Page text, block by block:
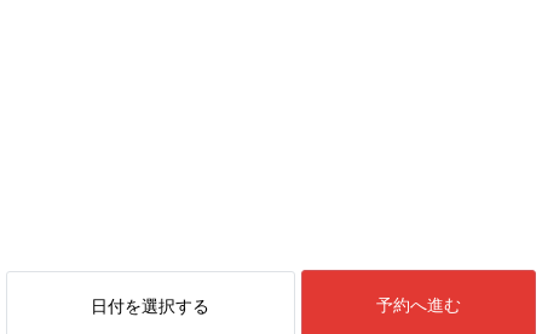
日付を選択する 予約へ進む